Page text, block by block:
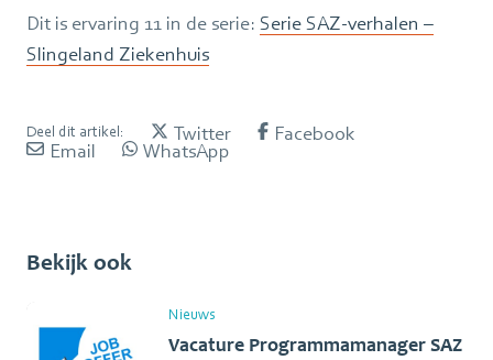
Dit is ervaring 11 in de serie: Serie SAZ-verhalen –
Slingeland Ziekenhuis
Deel dit artikel: Twitter Facebook
Email WhatsApp
Bekijk ook
Nieuws
Vacature Programmamanager SAZ